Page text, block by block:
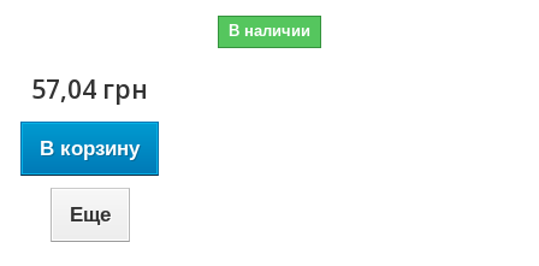
В наличии
57,04 грн
В корзину
Еще